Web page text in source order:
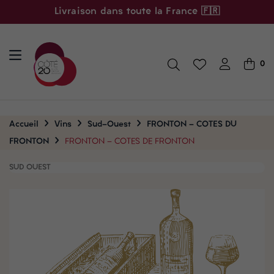
Livraison dans toute la France 🇫🇷
0
Accueil Vins Sud-Ouest FRONTON - COTES DU
FRONTON FRONTON - COTES DE FRONTON
SUD OUEST